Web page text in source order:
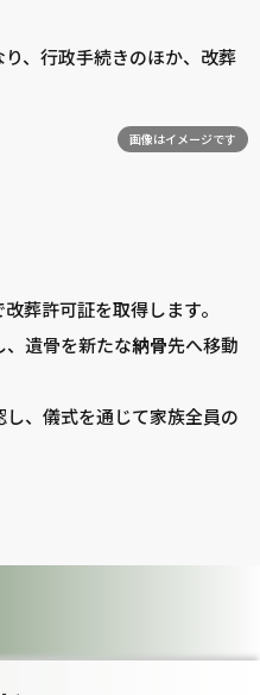
、行政手続きのほか、改葬
画像はイメージです
葬許可証を取得します。
遺骨を新たな納骨先へ移動
、儀式を通じて家族全員の